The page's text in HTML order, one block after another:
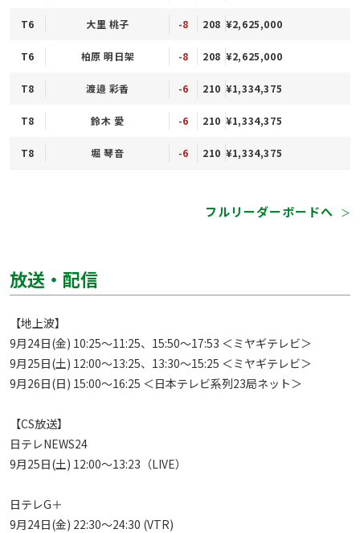
T6 大里 桃子 -8 208 ¥2,625,000
T6 柏原 明日架 -8 208 ¥2,625,000
T8 渡邉 彩香 -6 210 ¥1,334,375
T8 鈴木 愛 -6 210 ¥1,334,375
T8 堀 琴音 -6 210 ¥1,334,375
フルリーダーボードへ ＞
放送・配信
【地上波】
9月24日(金) 10:25～11:25、15:50～17:53 ＜ミヤギテレビ＞
9月25日(土) 12:00～13:25、13:30～15:25 ＜ミヤギテレビ＞
9月26日(日) 15:00～16:25 ＜日本テレビ系列23局ネット＞
【CS放送】
日テレNEWS24
9月25日(土) 12:00～13:23（LIVE）
日テレG＋
9月24日(金) 22:30～24:30 (VTR)